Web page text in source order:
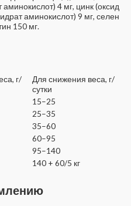
4 мг, цинк (оксид
аминокислот) 9 мг, селен
150 мг.
г/
Для снижения веса, г/
сутки
15–25
25–35
35–60
60–95
95–140
140 + 60/5 кг